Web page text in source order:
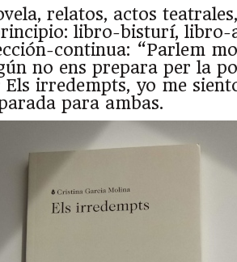
relatos, actos
libro-bisturí, libro-
continua: “Parlem
no ens prepara per la
Els irredempts, yo me
para ambas.